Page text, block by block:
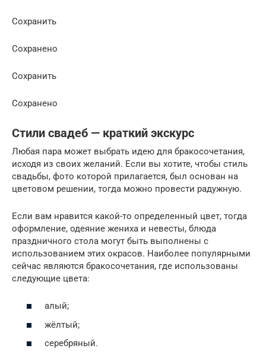
Сохранить
Сохранено
Сохранить
Сохранено
Стили свадеб — краткий экскурс
Любая пара может выбрать идею для бракосочетания,
исходя из своих желаний. Если вы хотите, чтобы стиль
свадьбы, фото которой прилагается, был основан на
цветовом решении, тогда можно провести радужную.
Если вам нравится какой-то определенный цвет, тогда
оформление, одеяние жениха и невесты, блюда
праздничного стола могут быть выполнены с
использованием этих окрасов. Наиболее популярными
сейчас являются бракосочетания, где использованы
следующие цвета:
алый;
жёлтый;
серебряный.